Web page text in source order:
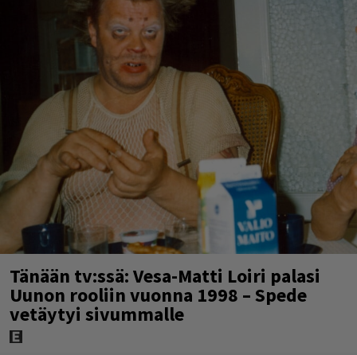
Tänään tv:ssä: Vesa-Matti Loiri palasi
Uunon rooliin vuonna 1998 – Spede
vetäytyi sivummalle